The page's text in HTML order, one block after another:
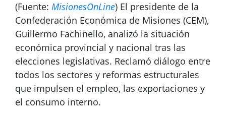
(Fuente: MisionesOnLine) El presidente de la
Confederación Económica de Misiones (CEM),
Guillermo Fachinello, analizó la situación
económica provincial y nacional tras las
elecciones legislativas. Reclamó diálogo entre
todos los sectores y reformas estructurales
que impulsen el empleo, las exportaciones y
el consumo interno.